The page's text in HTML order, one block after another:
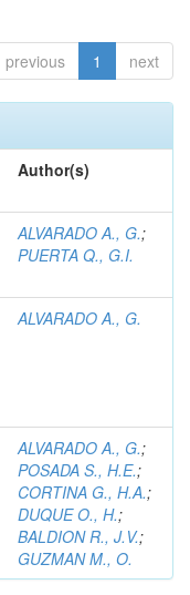
previous 1 next
Author(s)
ALVARADO A., G.;
PUERTA Q., G.I.
ALVARADO A., G.
ALVARADO A., G.;
POSADA S., H.E.;
CORTINA G., H.A.;
DUQUE O., H.;
BALDION R., J.V.;
GUZMAN M., O.